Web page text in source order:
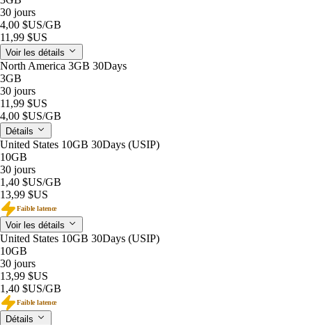
30 jours
4,00 $US/GB
11,99 $US
Voir les détails
North America 3GB 30Days
3GB
30 jours
11,99 $US
4,00 $US/GB
Détails
United States 10GB 30Days (USIP)
10GB
30 jours
1,40 $US/GB
13,99 $US
Faible latence
Voir les détails
United States 10GB 30Days (USIP)
10GB
30 jours
13,99 $US
1,40 $US/GB
Faible latence
Détails